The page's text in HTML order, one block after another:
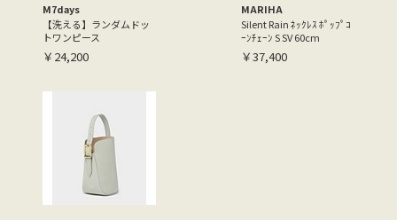
M7days
【洗える】ランダムドッ
トワンピース
￥24,200
MARIHA
Silent Rain ﾈｯｸﾚｽ ﾎﾟｯﾌﾟｺ
ｰﾝﾁｪｰﾝ S SV 60cm
￥37,400